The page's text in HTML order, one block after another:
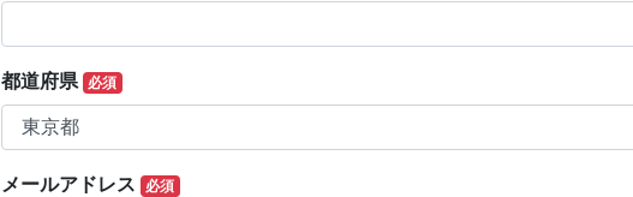
都道府県 必須
メールアドレス 必須